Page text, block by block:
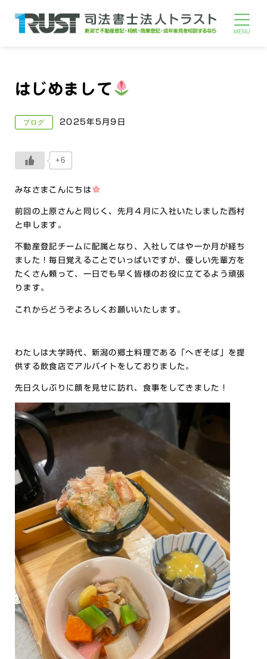
はじめまして
ブログ 2025年5月9日
+6
みなさまこんにちは
前回の上原さんと同じく、先月４月に入社いたしました西村
と申します。
不動産登記チームに配属となり、入社してはや一か月が経ち
ました！毎日覚えることでいっぱいですが、優しい先輩方を
たくさん頼って、一日でも早く皆様のお役に立てるよう頑張
ります。
これからどうぞよろしくお願いいたします。
わたしは大学時代、新潟の郷土料理である「へぎそば」を提
供する飲食店でアルバイトをしておりました。
先日久しぶりに顔を見せに訪れ、食事をしてきました！